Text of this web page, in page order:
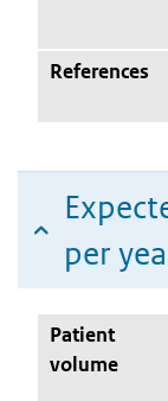
References
per
Patient
volume